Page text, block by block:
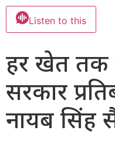
Listen to this
हर खेत तक
सरकार
नायब सिंह